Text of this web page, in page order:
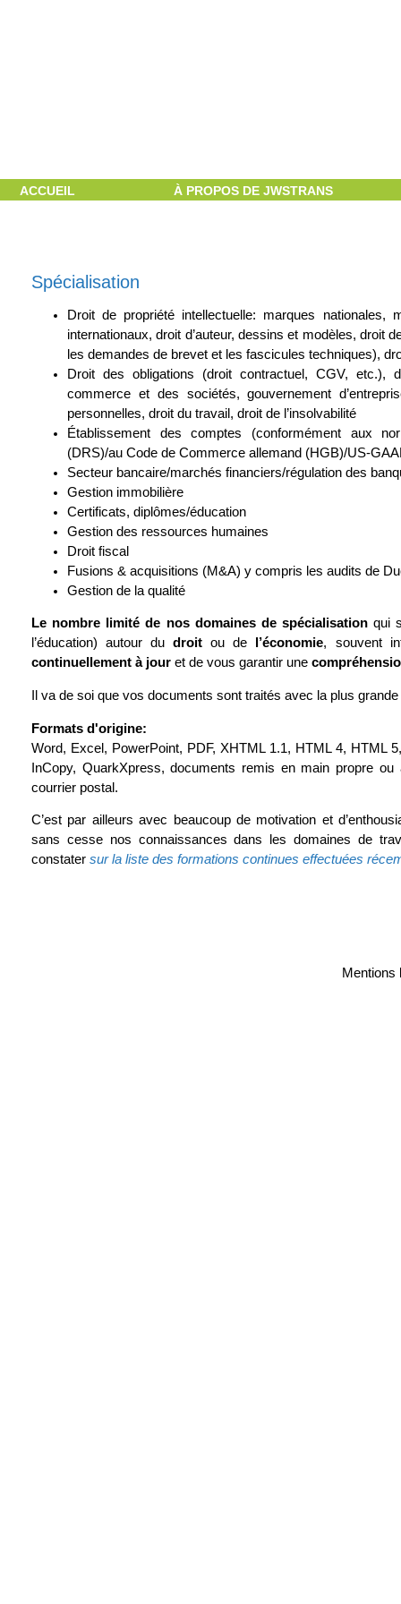
Aller au contenu
ACCUEIL À PROPOS DE JWSTRANS
Spécialisation
Droit de propriété intellectuelle: marques nationales,
internationaux, droit d’auteur, dessins et modèles, droit
les demandes de brevet et les fascicules techniques),
Droit des obligations (droit contractuel, CGV,
commerce et des sociétés, gouvernement
personnelles, droit du travail, droit de l’insolvabilité
Établissement des comptes (conformément aux
(DRS)/au Code de Commerce allemand (HGB)/US-
Secteur bancaire/marchés financiers/régulation des
Gestion immobilière
Certificats, diplômes/éducation
Gestion des ressources humaines
Droit fiscal
Fusions & acquisitions (M&A) y compris les audits de
Gestion de la qualité
Le nombre limité de nos domaines de spécialisationqui
l’éducation) autour dudroit ou de l’économie, souvent
continuellement à jour et de vous garantir une
Il va de soi que vos documents sont traités avec la plus
Formats d'origine:
Word, Excel, PowerPoint, PDF, XHTML 1.1, HTML 4, HTML
InCopy, QuarkXpress, documents remis en main propre
courrier postal.
C’est par ailleurs avec beaucoup de motivation et
sans cesse nos connaissances dans les domaines de
constater sur la liste des formations continues effectuées
Mentions